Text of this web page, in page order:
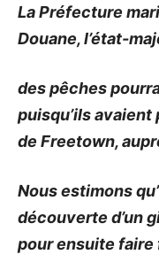
La Préfecture
Douane, l’état-
des pêches
puisqu’ils
de Freetown,
Nous estimons
découverte d’un
pour ensuite